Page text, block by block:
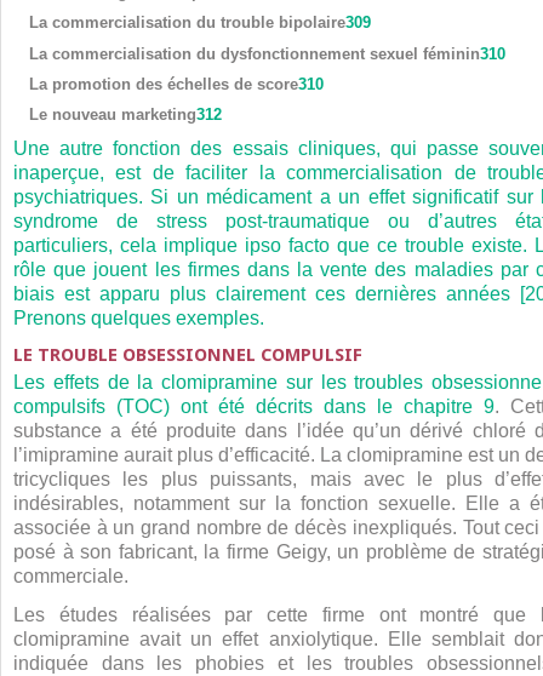
La commercialisation du trouble bipolaire309
La commercialisation du dysfonctionnement sexuel féminin310
La promotion des échelles de score310
Le nouveau marketing312
Une autre fonction des essais cliniques, qui passe
inaperçue, est de faciliter la commercialisation de
psychiatriques. Si un médicament a un effet significatif sur
syndrome de stress post-traumatique ou d’autres
particuliers, cela implique ipso facto que ce trouble existe.
rôle que jouent les firmes dans la vente des maladies par
biais est apparu plus clairement ces dernières années
Prenons quelques exemples.
LE TROUBLE OBSESSIONNEL COMPULSIF
Les effets de la clomipramine sur les troubles
compulsifs (TOC) ont été décrits dans le chapitre 9.
substance a été produite dans l’idée qu’un dérivé chloré
l’imipramine aurait plus d’efficacité. La clomipramine est un
tricycliques les plus puissants, mais avec le plus
indésirables, notamment sur la fonction sexuelle. Elle a
associée à un grand nombre de décès inexpliqués. Tout
posé à son fabricant, la firme Geigy, un problème de
commerciale.
Les études réalisées par cette firme ont montré que
clomipramine avait un effet anxiolytique. Elle semblait
indiquée dans les phobies et les troubles